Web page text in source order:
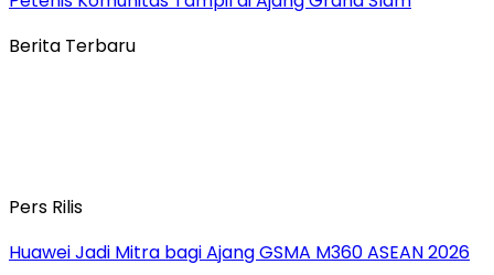
Berita Terbaru
Pers Rilis
Huawei Jadi Mitra bagi Ajang GSMA M360 ASEAN 2026